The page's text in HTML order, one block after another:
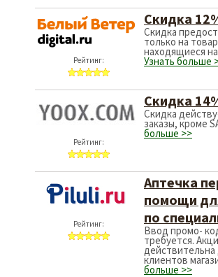
Рейтинг:
Скидка
Скидка
только на
находящиеся
Узнать больше
Рейтинг:
Скидка
Скидка
заказы, кроме
больше >>
Рейтинг:
Аптечка
помощи
по
Ввод промо-
требуется.
действительна
клиентов
больше >>